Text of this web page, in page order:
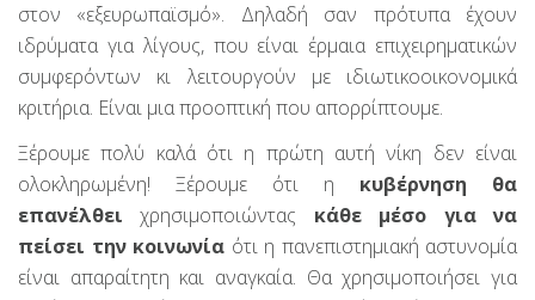
στον «εξευρωπαϊσμό». Δηλαδή σαν πρότυπα έχουν
ιδρύματα για λίγους, που είναι έρμαια επιχειρηματικών
συμφερόντων κι λειτουργούν με ιδιωτικοοικονομικά
κριτήρια. Είναι μια προοπτική που απορρίπτουμε.
Ξέρουμε πολύ καλά ότι η πρώτη αυτή νίκη δεν είναι
ολοκληρωμένη! Ξέρουμε ότι η κυβέρνηση θα
επανέλθει χρησιμοποιώντας κάθε μέσο
για να
πείσει την κοινωνία ότι η πανεπιστημιακή αστυνομία
είναι απαραίτητη και αναγκαία. Θα χρησιμοποιήσει για